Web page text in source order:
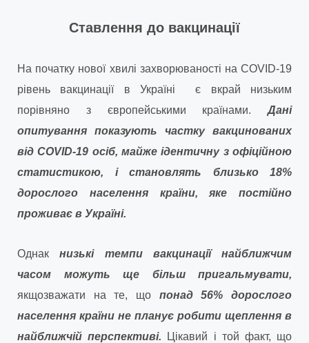
Ставлення до вакцинації
На початку нової хвилі захворюваності на COVID-19
рівень вакцинації в Україні є вкрай низьким
порівняно з європейськими країнами.Дані
опитування показують частку вакцинованих
відCOVID-19 осіб, майже ідентичну з офіційною
статистикою, і становлять близько 18%
дорослого населення країни, яке постійно
проживає в Україні.
Однакнизькі темпи вакцинації найближчим
часом можуть ще більш пригальмувати,
якщозважати на те, що понад56% дорослого
населення країни не планує робити щеплення в
найближчій перспективі. Цікавий і той факт, що